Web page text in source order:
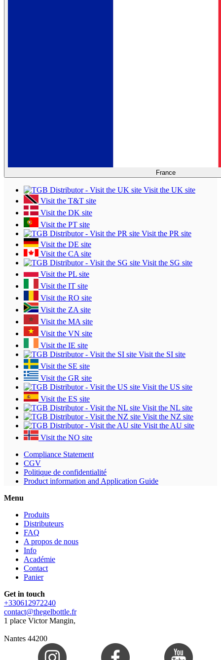
France
Visit the UK site
Visit the T&T site
Visit the DK site
Visit the PT site
Visit the PR site
Visit the DE site
Visit the CA site
Visit the SG site
Visit the PL site
Visit the IT site
Visit the RO site
Visit the ZA site
Visit the MA site
Visit the VN site
Visit the IE site
Visit the SI site
Visit the SE site
Visit the GR site
Visit the US site
Visit the ES site
Visit the NL site
Visit the NZ site
Visit the AU site
Visit the NO site
Compliance Statement
CGV
Politique de confidentialité
Product information and Application Guide
Menu
Produits
Distributeurs
FAQ
A propos de nous
Info
Académie
Contact
Panier
Get in touch
+330612972240
contact@thegelbottle.fr
1 place Victor Mangin,
Nantes 44200